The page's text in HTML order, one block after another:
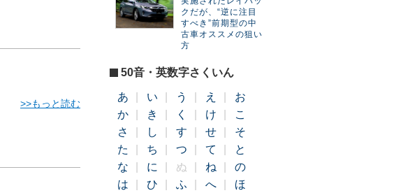
>>もっと読む
クだが、“逆に注目
すべき”前期型の中
古車オススメの狙い
方
50音・英数字さくいん
あ い う え
お
か
き く け
こ
さ
し す せ
そ
た
ち つ て
と
な
に ぬ ね
の
は
ひ ふ へ
ほ